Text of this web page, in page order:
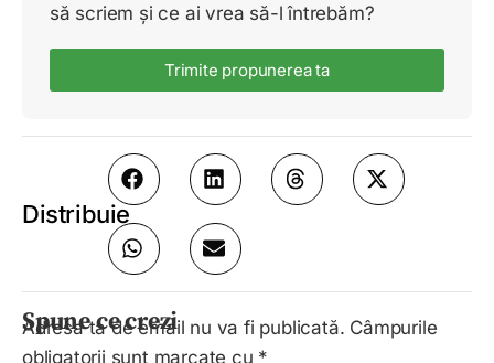
să scriem și ce ai vrea să-l întrebăm?
Trimite propunerea ta
Distribuie
Spune ce crezi
Adresa ta de email nu va fi publicată. Câmpurile
obligatorii sunt marcate cu *